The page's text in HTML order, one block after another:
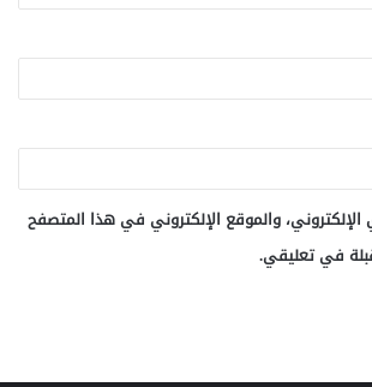
والموقع الإلكتروني في هذا المتصفح
في تعليقي.